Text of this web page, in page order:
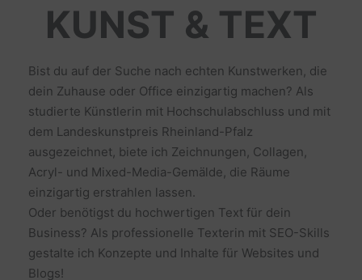
KUNST & TEXT
Bist du auf der Suche nach echten Kunstwerken, die
dein Zuhause oder Office einzigartig machen? Als
studierte Künstlerin mit Hochschulabschluss und mit
dem Landeskunstpreis Rheinland-Pfalz
ausgezeichnet, biete ich Zeichnungen, Collagen,
Acryl- und Mixed-Media-Gemälde, die Räume
einzigartig erstrahlen lassen.
Oder benötigst du hochwertigen Text für dein
Business? Als professionelle Texterin mit SEO-Skills
gestalte ich Konzepte und Inhalte für Websites und
Blogs!